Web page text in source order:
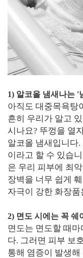
1) 알코올 냄새나는 '
아직도 대중목욕탕
흔히 우리가 알고
시나요? 뚜껑을 열
알코올 냄새입니다
이라고 할 수 있습
은 우리 피부에 최
장벽을 너무 쉽게
자극이 강한 화장
2) 면도 시에는 꼭 쉐
면도는 면도할 때
다. 그러면 피부 보
통해 염증이 발생